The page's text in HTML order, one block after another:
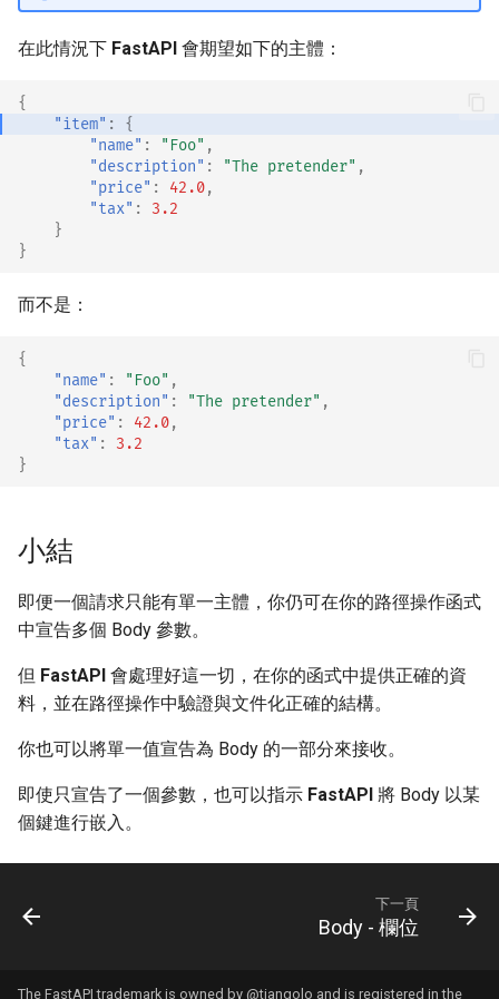
在此情況下 FastAPI 會期望如下的主體：
{
"item" :
{
"name" : "Foo" ,
"description" : "The pretender" ,
"price" : 42.0,
"tax" :
3.2
}
}
而不是：
{
"name" : "Foo" ,
"description" : "The pretender" ,
"price" : 42.0,
"tax" :
3.2
}
小結
即便一個請求只能有單一主體，你仍可在你的路徑操作函式
中宣告多個 Body 參數。
但 FastAPI 會處理好這一切，在你的函式中提供正確的資
料，並在路徑操作中驗證與文件化正確的結構。
你也可以將單一值宣告為 Body 的一部分來接收。
即使只宣告了一個參數，也可以指示 FastAPI 將 Body 以某
個鍵進行嵌入。
下一頁
Body - 欄位
The FastAPI trademark is owned by @tiangolo and is registered in the